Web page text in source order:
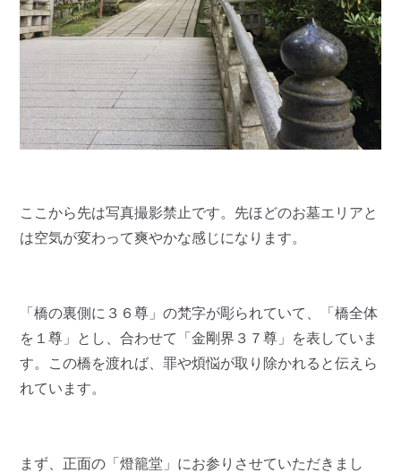
ここから先は写真撮影禁止です。先ほどのお墓エリアと
は空気が変わって爽やかな感じになります。
「橋の裏側に３６尊」の梵字が彫られていて、「橋全体
を１尊」とし、合わせて「金剛界３７尊」を表していま
す。この橋を渡れば、罪や煩悩が取り除かれると伝えら
れています。
まず、正面の「燈籠堂」にお参りさせていただきまし